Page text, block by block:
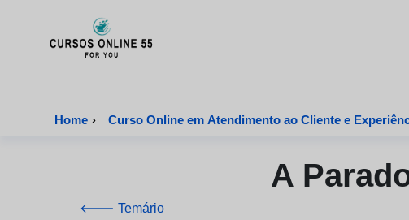
Home › Curso Online em Atendimento ao Cliente e
A
🡐 Temário